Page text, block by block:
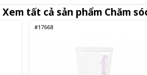
Xem tất cả sản phẩm Chăm
#17668